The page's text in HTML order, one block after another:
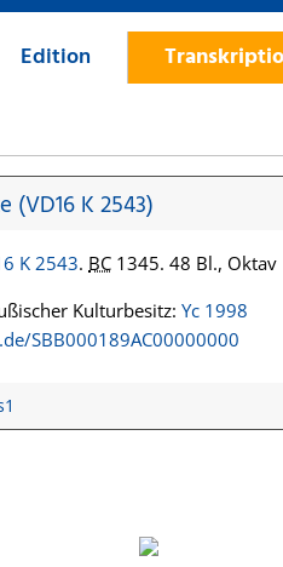
Edition
(VD16 K 2543)
K 2543. BC 1345. 48 Bl., Oktav
Kulturbesitz: Yc 1998
SBB000189AC00000000